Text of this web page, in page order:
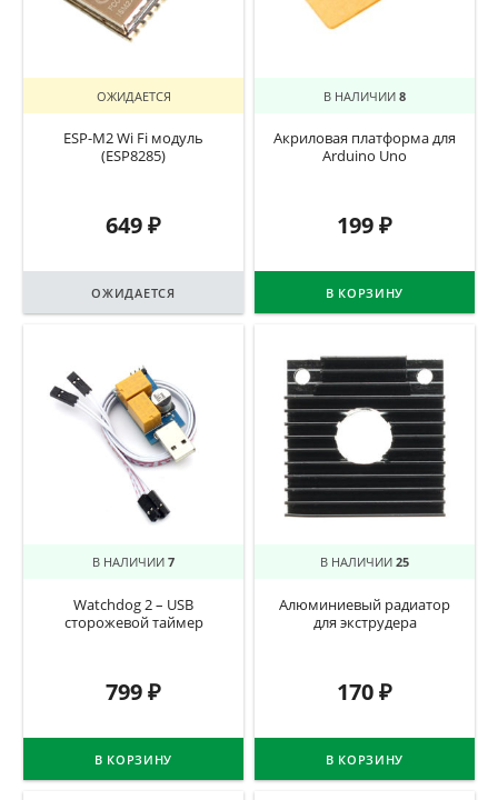
ОЖИДАЕТСЯ
ESP-M2 Wi Fi модуль
(ESP8285)
649₽
ОЖИДАЕТСЯ
В НАЛИЧИИ 8
Акриловая платформа для
Arduino Uno
199₽
В КОРЗИНУ
В НАЛИЧИИ 7
Watchdog 2 – USB
сторожевой таймер
799₽
В КОРЗИНУ
В НАЛИЧИИ 25
Алюминиевый радиатор
для экструдера
170₽
В КОРЗИНУ